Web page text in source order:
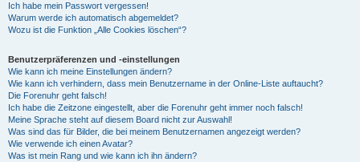
Ich habe mein Passwort vergessen!
Warum werde ich automatisch abgemeldet?
Wozu ist die Funktion „Alle Cookies löschen“?
Benutzerpräferenzen und -einstellungen
Wie kann ich meine Einstellungen ändern?
Wie kann ich verhindern, dass mein Benutzername in der Online-Liste auftaucht?
Die Forenuhr geht falsch!
Ich habe die Zeitzone eingestellt, aber die Forenuhr geht immer noch falsch!
Meine Sprache steht auf diesem Board nicht zur Auswahl!
Was sind das für Bilder, die bei meinem Benutzernamen angezeigt werden?
Wie verwende ich einen Avatar?
Was ist mein Rang und wie kann ich ihn ändern?